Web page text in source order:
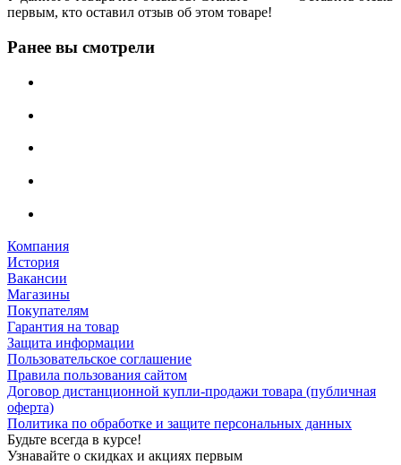
первым, кто оставил отзыв об этом товаре!
Ранее вы смотрели
Компания
История
Вакансии
Магазины
Покупателям
Гарантия на товар
Защита информации
Пользовательское соглашение
Правила пользования сайтом
Договор дистанционной купли-продажи товара (публичная
оферта)
Политика по обработке и защите персональных данных
Будьте всегда в курсе!
Узнавайте о скидках и акциях первым